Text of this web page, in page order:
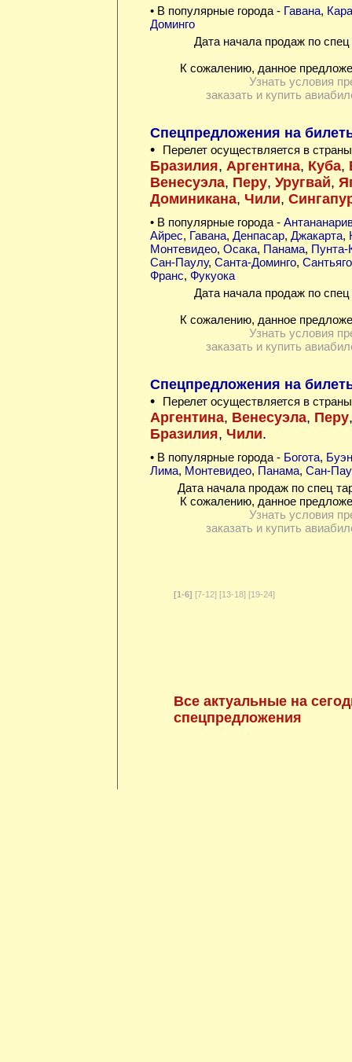
• В популярные города - Гавана,
Доминго
Дата начала продаж по
К сожалению, данное
Узнать условия
заказать и купить
Спецпредложения на
•
Перелет осуществляется в
Бразилия, Аргентина, Куба,
Венесуэла, Перу, Уругвай,
Доминикана, Чили,
• В популярные города -
Айрес, Гавана, Денпасар, Джакарта,
Монтевидео, Осака, Панама, Пунта-
Сан-Паулу, Санта-Доминго, Сантьяго
Франс, Фукуока
Дата начала продаж по
К сожалению, данное
Узнать условия
заказать и купить
Спецпредложения на
•
Перелет осуществляется в
Аргентина, Венесуэла, Перу
Бразилия, Чили.
• В популярные города - Богота,
Лима, Монтевидео, Панама, Сан-
Дата начала продаж по спец
К сожалению, данное
Узнать условия
заказать и купить
[1-6] [7-12] [13-18] [19-24]
Все актуальные на
спецпредложения